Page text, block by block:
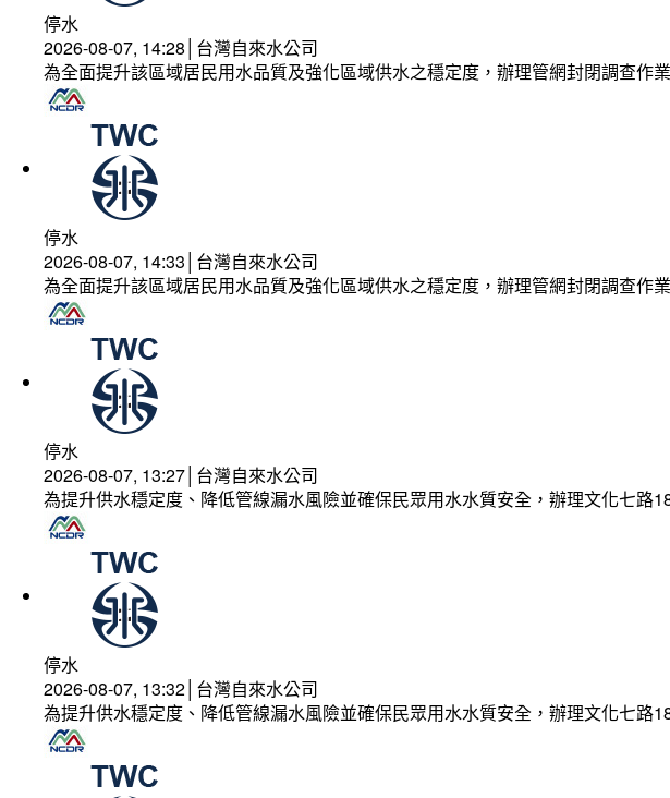
停水
2026-08-07, 14:28│台灣自來水公司
為全面提升該區域居民用水品質及強化區域供水之穩定度，辦理管網封閉調查作
停水
2026-08-07, 14:33│台灣自來水公司
為全面提升該區域居民用水品質及強化區域供水之穩定度，辦理管網封閉調查作
停水
2026-08-07, 13:27│台灣自來水公司
為提升供水穩定度、降低管線漏水風險並確保民眾用水水質安全，辦理文化七
停水
2026-08-07, 13:32│台灣自來水公司
為提升供水穩定度、降低管線漏水風險並確保民眾用水水質安全，辦理文化七